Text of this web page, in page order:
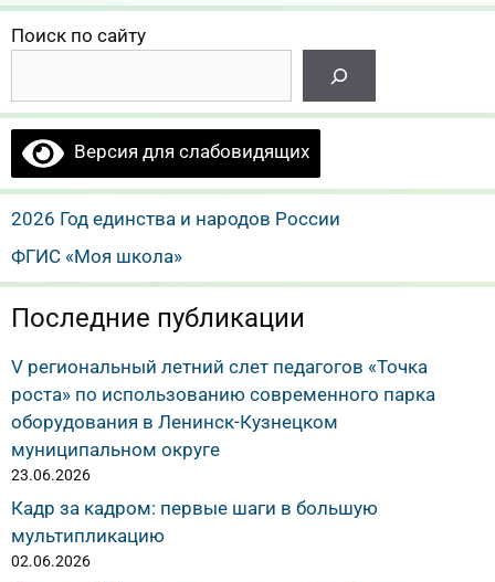
Поиск по сайту
Версия для слабовидящих
2026 Год единства и народов России
ФГИС «Моя школа»
Последние публикации
V региональный летний слет педагогов «Точка
роста» по использованию современного парка
оборудования в Ленинск-Кузнецком
муниципальном округе
23.06.2026
Кадр за кадром: первые шаги в большую
мультипликацию
02.06.2026